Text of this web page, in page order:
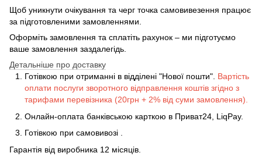
Щоб уникнути очікування та черг точка самовивезення працює
за підготовленими замовленнями.
Оформіть замовлення та сплатіть рахунок – ми підготуємо
ваше замовлення заздалегідь.
Детальніше про доставку
Готівкою при отриманні в відділені "Нової пошти". Вартість
оплати послуги зворотного відправлення коштів згідно з
тарифами перевізника (20грн + 2% від суми замовлення).
Онлайн-оплата банківською карткою в Приват24, LiqPay.
Готівкою при самовивозі
Гарантія від виробника 12 місяців.